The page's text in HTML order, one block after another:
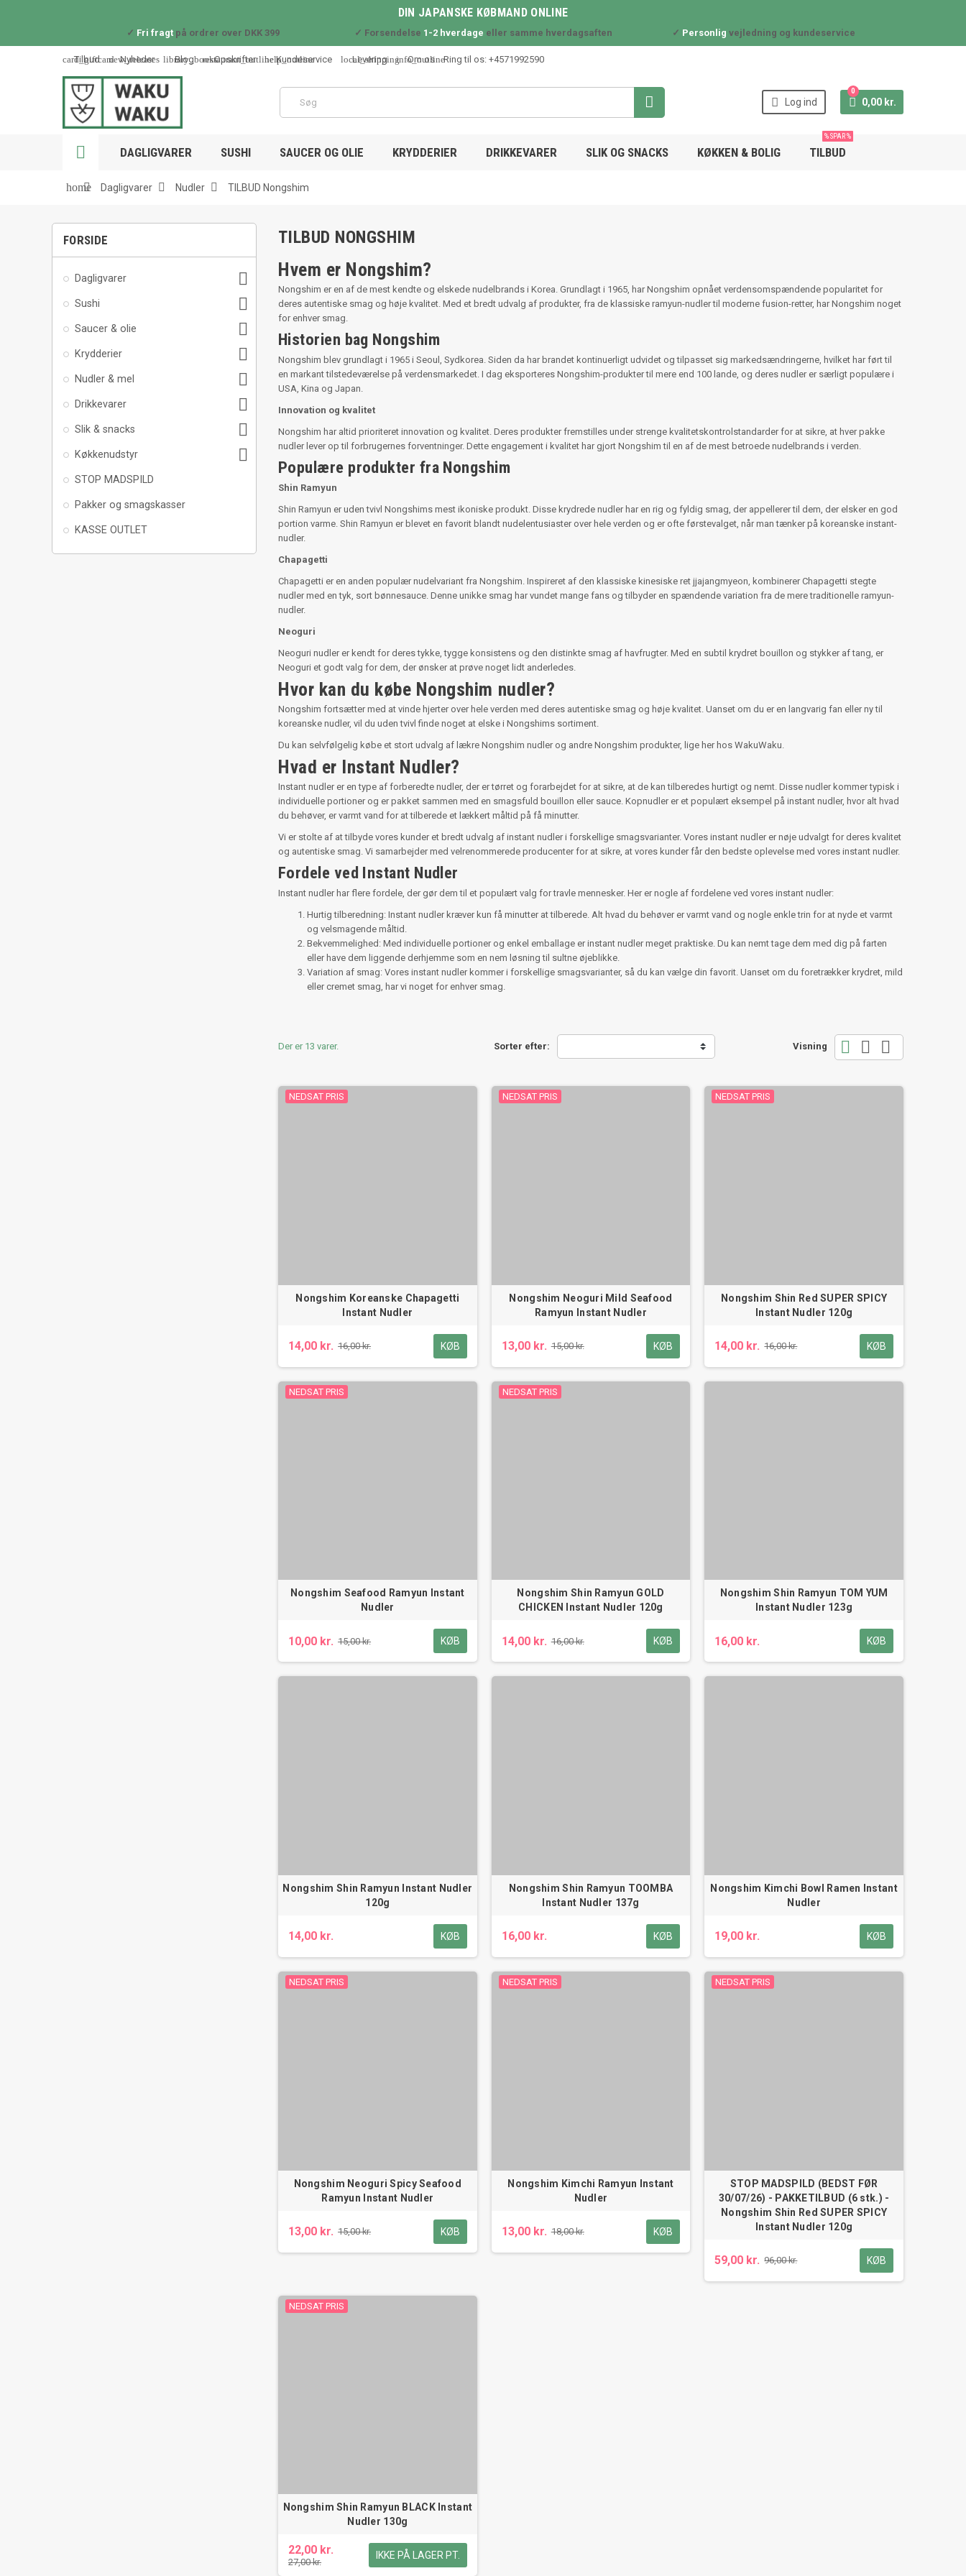
DIN JAPANSKE KØBMAND ONLINE
✓ Fri fragtpå ordrer over DKK 399 ✓ Forsendelse 1-2 hverdage eller samme hverdagsaften ✓ Personlig vejledning og kundeservice
card_giftcard
Tilbud new_releases
Nyheder library_books
Blog restaurant_outline
Opskrifter help_outline
Kundeservice local_shipping
Levering info_outline
Om os Ring til os: +4571992590
  Log ind  0,00 kr.
0
 DAGLIGVARER SUSHI SAUCER OG OLIE KRYDDERIER DRIKKEVARER SLIK OG SNACKS KØKKEN & BOLIG TILBUD
% SPAR %
home
 Dagligvarer  Nudler  TILBUD Nongshim
FORSIDE
Dagligvarer 
Sushi 
Saucer & olie 
Krydderier 
Nudler & mel 
Drikkevarer 
Slik & snacks 
Køkkenudstyr 
STOP MADSPILD
Pakker og smagskasser
KASSE OUTLET
TILBUD NONGSHIM
Hvem er Nongshim?
Nongshim er en af de mest kendte og elskede nudelbrands i Korea. Grundlagt i 1965, har Nongshim opnået verdensomspændende popularitet for
deres autentiske smag og høje kvalitet. Med et bredt udvalg af produkter, fra de klassiske ramyun-nudler til moderne fusion-retter, har Nongshim noget
for enhver smag.
Historien bag Nongshim
Nongshim blev grundlagt i 1965 i Seoul, Sydkorea. Siden da har brandet kontinuerligt udvidet og tilpasset sig markedsændringerne, hvilket har ført til
en markant tilstedeværelse på verdensmarkedet. I dag eksporteres Nongshim-produkter til mere end 100 lande, og deres nudler er særligt populære i
USA, Kina og Japan.
Innovation og kvalitet
Nongshim har altid prioriteret innovation og kvalitet. Deres produkter fremstilles under strenge kvalitetskontrolstandarder for at sikre, at hver pakke
nudler lever op til forbrugernes forventninger. Dette engagement i kvalitet har gjort Nongshim til en af de mest betroede nudelbrands i verden.
Populære produkter fra Nongshim
Shin Ramyun
Shin Ramyun er uden tvivl Nongshims mest ikoniske produkt. Disse krydrede nudler har en rig og fyldig smag, der appellerer til dem, der elsker en god
portion varme. Shin Ramyun er blevet en favorit blandt nudelentusiaster over hele verden og er ofte førstevalget, når man tænker på koreanske instant-
nudler.
Chapagetti
Chapagetti er en anden populær nudelvariant fra Nongshim. Inspireret af den klassiske kinesiske ret jjajangmyeon, kombinerer Chapagetti stegte
nudler med en tyk, sort bønnesauce. Denne unikke smag har vundet mange fans og tilbyder en spændende variation fra de mere traditionelle ramyun-
nudler.
Neoguri
Neoguri nudler er kendt for deres tykke, tygge konsistens og den distinkte smag af havfrugter. Med en subtil krydret bouillon og stykker af tang, er
Neoguri et godt valg for dem, der ønsker at prøve noget lidt anderledes.
Hvor kan du købe Nongshim nudler?
Nongshim fortsætter med at vinde hjerter over hele verden med deres autentiske smag og høje kvalitet. Uanset om du er en langvarig fan eller ny til
koreanske nudler, vil du uden tvivl finde noget at elske i Nongshims sortiment.
Du kan selvfølgelig købe et stort udvalg af lækre Nongshim nudler og andre Nongshim produkter, lige her hos WakuWaku.
Hvad er Instant Nudler?
Instant nudler er en type af forberedte nudler, der er tørret og forarbejdet for at sikre, at de kan tilberedes hurtigt og nemt. Disse nudler kommer typisk i
individuelle portioner og er pakket sammen med en smagsfuld bouillon eller sauce. Kopnudler er et populært eksempel på instant nudler, hvor alt hvad
du behøver, er varmt vand for at tilberede et lækkert måltid på få minutter.
Vi er stolte af at tilbyde vores kunder et bredt udvalg af instant nudler i forskellige smagsvarianter. Vores instant nudler er nøje udvalgt for deres kvalitet
og autentiske smag. Vi samarbejder med velrenommerede producenter for at sikre, at vores kunder får den bedste oplevelse med vores instant nudler.
Fordele ved Instant Nudler
Instant nudler har flere fordele, der gør dem til et populært valg for travle mennesker. Her er nogle af fordelene ved vores instant nudler:
Hurtig tilberedning: Instant nudler kræver kun få minutter at tilberede. Alt hvad du behøver er varmt vand og nogle enkle trin for at nyde et varmt
og velsmagende måltid.
Bekvemmelighed: Med individuelle portioner og enkel emballage er instant nudler meget praktiske. Du kan nemt tage dem med dig på farten
eller have dem liggende derhjemme som en nem løsning til sultne øjeblikke.
Variation af smag: Vores instant nudler kommer i forskellige smagsvarianter, så du kan vælge din favorit. Uanset om du foretrækker krydret, mild
eller cremet smag, har vi noget for enhver smag.
Der er 13 varer. Sorter efter: Visning   
NEDSAT PRIS
Nongshim Koreanske Chapagetti
Instant Nudler
14,00 kr. 16,00 kr. KØB
NEDSAT PRIS
Nongshim Neoguri Mild Seafood
Ramyun Instant Nudler
13,00 kr. 15,00 kr. KØB
NEDSAT PRIS
Nongshim Shin Red SUPER SPICY
Instant Nudler 120g
14,00 kr. 16,00 kr. KØB
NEDSAT PRIS
Nongshim Seafood Ramyun Instant
Nudler
10,00 kr. 15,00 kr. KØB
NEDSAT PRIS
Nongshim Shin Ramyun GOLD
CHICKEN Instant Nudler 120g
14,00 kr. 16,00 kr. KØB
Nongshim Shin Ramyun TOM YUM
Instant Nudler 123g
16,00 kr. KØB
Nongshim Shin Ramyun Instant Nudler
120g
14,00 kr. KØB
Nongshim Shin Ramyun TOOMBA
Instant Nudler 137g
16,00 kr. KØB
Nongshim Kimchi Bowl Ramen Instant
Nudler
19,00 kr. KØB
NEDSAT PRIS
Nongshim Neoguri Spicy Seafood
Ramyun Instant Nudler
13,00 kr. 15,00 kr. KØB
NEDSAT PRIS
Nongshim Kimchi Ramyun Instant
Nudler
13,00 kr. 18,00 kr. KØB
NEDSAT PRIS
STOP MADSPILD (BEDST FØR
30/07/26) - PAKKETILBUD (6 stk.) -
Nongshim Shin Red SUPER SPICY
Instant Nudler 120g
59,00 kr. 96,00 kr. KØB
NEDSAT PRIS
Nongshim Shin Ramyun BLACK Instant
Nudler 130g
22,00 kr.
27,00 kr.
IKKE PÅ LAGER PT.